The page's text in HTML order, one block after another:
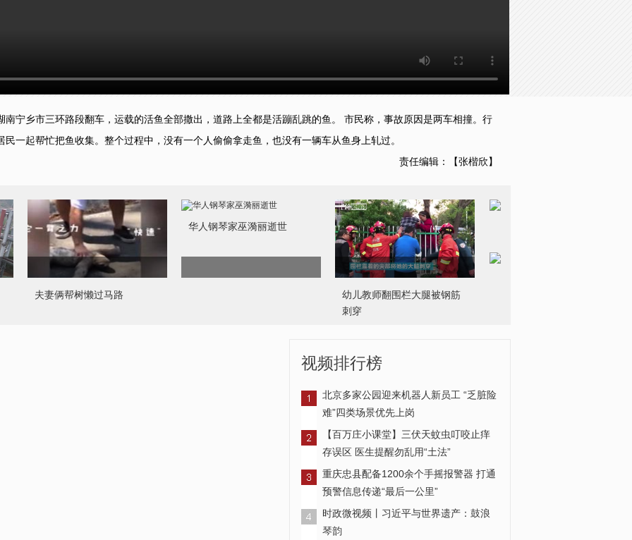
宁乡市三环路段翻车，运载的活鱼全部撒出，道路上全都是活蹦乱跳的鱼。 市民称，事故原因是两车相撞。行
一起帮忙把鱼收集。整个过程中，没有一个人偷偷拿走鱼，也没有一辆车从鱼身上轧过。
责任编辑：【张楷欣】
夫妻俩帮树懒过马路
华人钢琴家巫漪丽逝世
幼儿教师翻围栏大腿被钢筋
刺穿
运鱼车侧翻 市民帮忙收鱼
视频排行榜
北京多家公园迎来机器人新员工 “乏脏险
难”四类场景优先上岗
【百万庄小课堂】三伏天蚊虫叮咬止痒
存误区 医生提醒勿乱用“土法”
重庆忠县配备1200余个手摇报警器 打通
预警信息传递“最后一公里”
时政微视频丨习近平与世界遗产：鼓浪
琴韵